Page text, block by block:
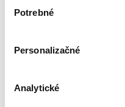
súhlasu
Potrebné
Personalizačné
Analytické
21,76 €